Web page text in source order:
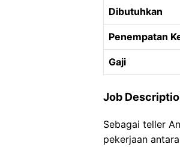
Dibutuhkan
Penempatan
Gaji
Job
Sebagai teller
pekerjaan